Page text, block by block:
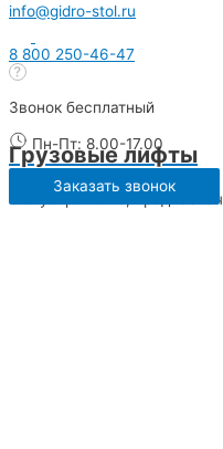
info@gidro-stol.ru
8 800 250-46-47
Звонок бесплатный
Пн-Пт: 8.00-17.00
Заказать звонок
Грузовые лифты
Это устройство,